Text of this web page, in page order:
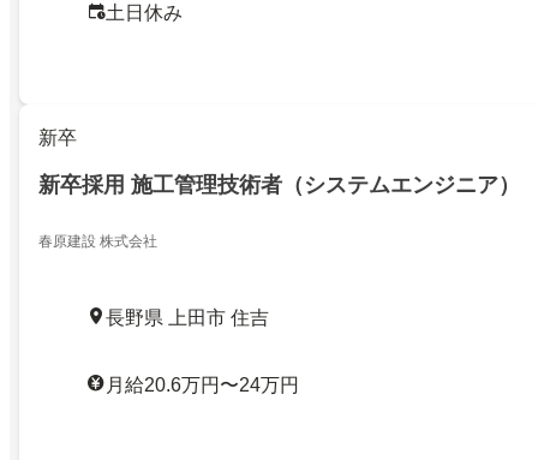
土日休み
新卒
新卒採用 施工管理技術者（システムエンジニア）
春原建設 株式会社
長野県 上田市 住吉
月給20.6万円〜24万円